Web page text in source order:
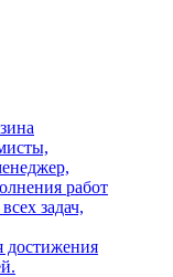
работ
задач,
достижения